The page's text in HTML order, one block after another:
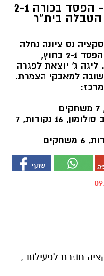
פנצ'ר בדרך לליגה ב - הפסד בכורה 2-1
הטבלה בית"ר
נס ציונה נחלה
הפסד בכורה העונה לאחר הפסד 2-1 בחוץ,
ליגה ג' יוצאת לפגרה
למאבקי הצמרת.
2. מועדון ספורט באר יעקב סולומון, 16 נקודות, 7
חוזרת לפעילות ,